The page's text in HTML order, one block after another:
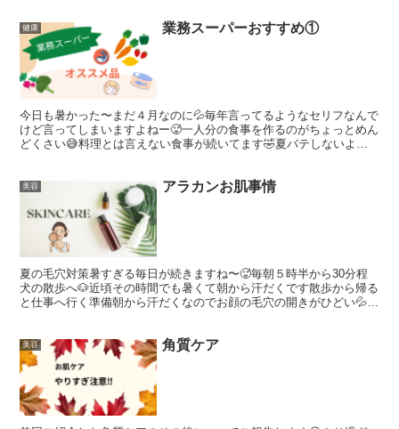
健康 業務スーパーおすすめ①
今日も暑かった〜まだ４月なのに💦毎年言ってるようなセリフなんで
けど言ってしまいますよねー🥵一人分の食事を作るのがちょっとめん
どくさい😅料理とは言えない食事が続いてます🤣夏バテしないよう
美容 アラカンお肌事情
夏の毛穴対策暑すぎる毎日が続きますね〜🥵毎朝５時半から30分程
犬の散歩へ🐶近頃その時間でも暑くて朝から汗だくです散歩から帰る
と仕事へ行く準備朝から汗だくなのでお顔の毛穴の開きがひどい💦時
美容 角質ケア